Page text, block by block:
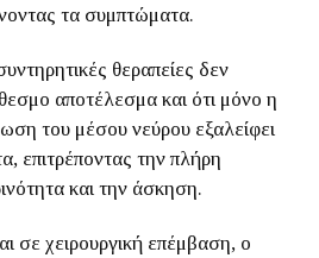
τα συμπτώματα.
θεραπείες δεν
αποτέλεσμα και ότι μόνο η
του μέσου νεύρου εξαλείφει
επιτρέποντας την πλήρη
και την άσκηση.
σε χειρουργική επέμβαση, ο